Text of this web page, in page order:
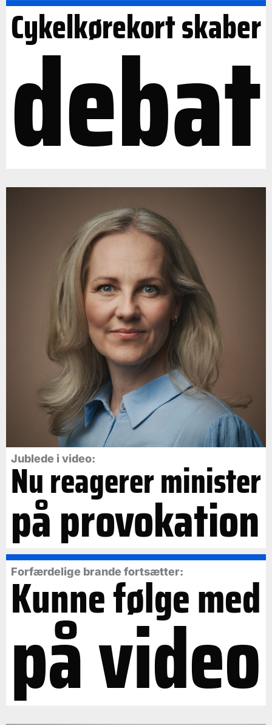
Cykelkørekort skaber
debat
Jublede i video:
Nu reagerer minister
på provokation
Forfærdelige brande fortsætter:
Kunne følge med
på video